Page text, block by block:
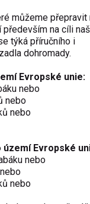
můžeme přepravit
na cíli
týká příručního i
dohromady.
Evropské unie:
nebo
nebo
nebo
území Evropské
nebo
nebo